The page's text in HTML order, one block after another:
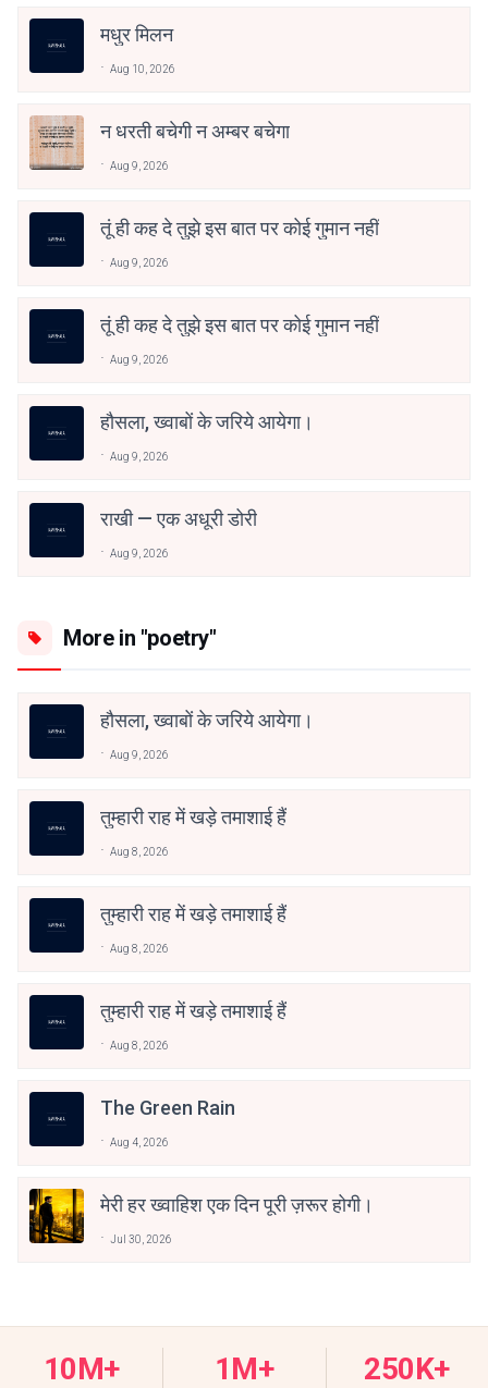
मधुर मिलन
Aug 10, 2026
न धरती बचेगी न अम्बर बचेगा
Aug 9, 2026
तूं ही कह दे तुझे इस बात पर कोई गुमान नहीं
Aug 9, 2026
तूं ही कह दे तुझे इस बात पर कोई गुमान नहीं
Aug 9, 2026
हौसला, ख्वाबों के जरिये आयेगा।
Aug 9, 2026
राखी — एक अधूरी डोरी
Aug 9, 2026
More in "poetry"
हौसला, ख्वाबों के जरिये आयेगा।
Aug 9, 2026
तुम्हारी राह में खड़े तमाशाई हैं
Aug 8, 2026
तुम्हारी राह में खड़े तमाशाई हैं
Aug 8, 2026
तुम्हारी राह में खड़े तमाशाई हैं
Aug 8, 2026
The Green Rain
Aug 4, 2026
मेरी हर ख्वाहिश एक दिन पूरी ज़रूर होगी।
Jul 30, 2026
10M+ 1M+ 250K+